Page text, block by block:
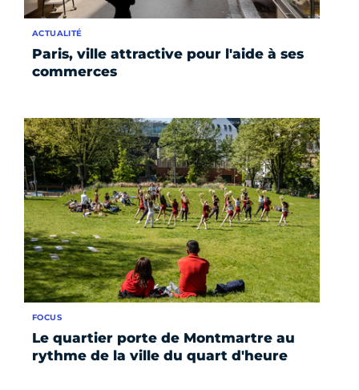
Paris, ville attractive pour l'aide à ses
commerces
ACTUALITÉ
Le quartier porte de Montmartre au
rythme de la ville du quart d'heure
FOCUS